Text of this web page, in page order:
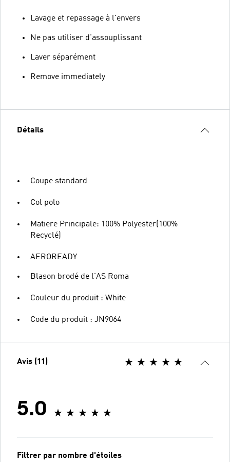
Lavage et repassage à l'envers
Ne pas utiliser d'assouplissant
Laver séparément
Remove immediately
Détails
Coupe standard
Col polo
Matiere Principale: 100% Polyester(100%
Recyclé)
AEROREADY
Blason brodé de l'AS Roma
Couleur du produit : White
Code du produit : JN9064
Avis (11)
5.0
Filtrer par nombre d'étoiles